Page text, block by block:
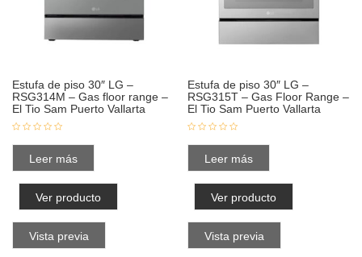
Estufa de piso 30″ LG –
RSG314M – Gas floor range –
El Tio Sam Puerto Vallarta
Leer más
Ver producto
Vista previa
Estufa de piso 30″ LG –
RSG315T – Gas Floor Range –
El Tio Sam Puerto Vallarta
Leer más
Ver producto
Vista previa